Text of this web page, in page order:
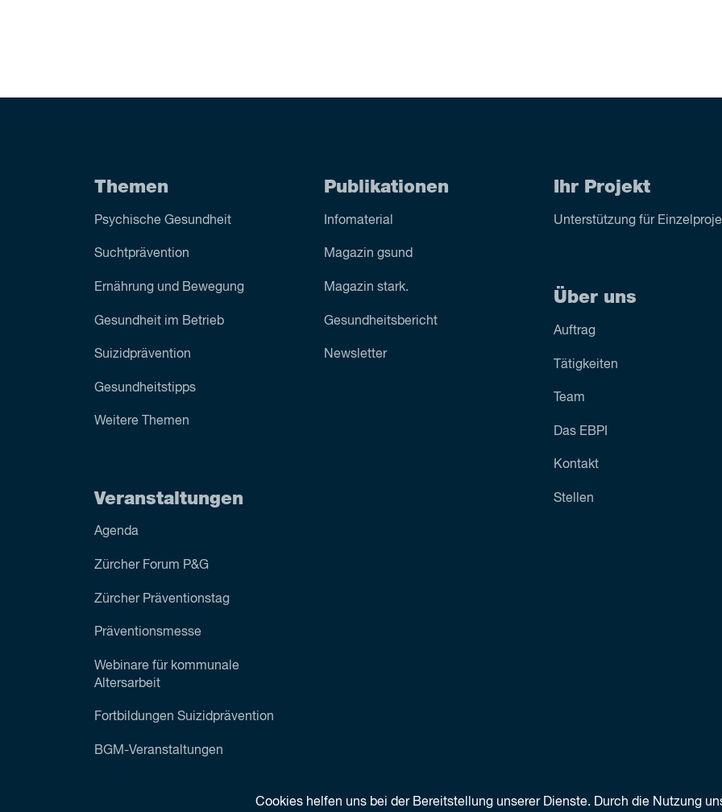
Themen
Psychische Gesundheit
Sucht­prävention
Ernährung und Bewegung
Gesundheit im Betrieb
Suizid­prävention
Gesundheitstipps
Weitere Themen
Veranstaltungen
Agenda
Zürcher Forum P&G
Zürcher Präventionstag
Präventionsmesse
Webinare für kommunale
Altersarbeit
Fortbildungen Suizidprävention
BGM-Veranstaltungen
Publikationen
Infomaterial
Magazin gsund
Magazin stark.
Gesundheitsbericht
Newsletter
Ihr Projekt
Unterstützung für
Über uns
Auftrag
Tätigkeiten
Team
Das EBPI
Kontakt
Stellen
Cookies helfen uns bei der Bereitstellung unserer Dienste. Durch die Nutzung